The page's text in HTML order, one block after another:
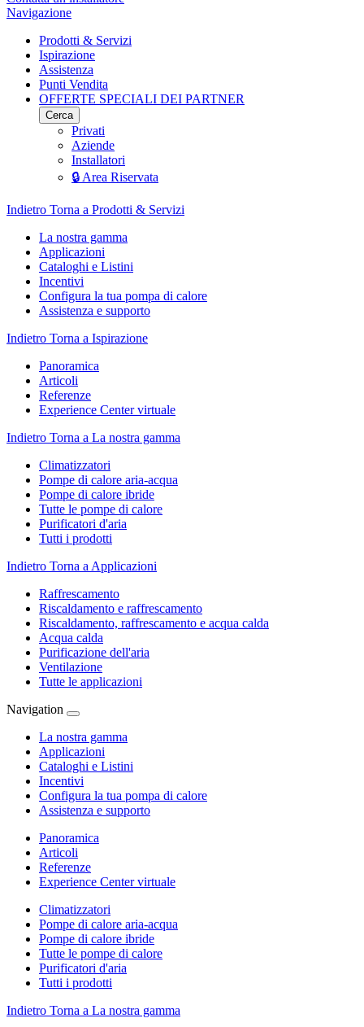
Navigazione
Prodotti & Servizi
Ispirazione
Assistenza
Punti Vendita
OFFERTE SPECIALI DEI PARTNER
Cerca
Privati
Aziende
Installatori
🔒 Area Riservata
Indietro Torna a Prodotti & Servizi
La nostra gamma
Applicazioni
Cataloghi e Listini
Incentivi
Configura la tua pompa di calore
Assistenza e supporto
Indietro Torna a Ispirazione
Panoramica
Articoli
Referenze
Experience Center virtuale
Indietro Torna a La nostra gamma
Climatizzatori
Pompe di calore aria-acqua
Pompe di calore ibride
Tutte le pompe di calore
Purificatori d'aria
Tutti i prodotti
Indietro Torna a Applicazioni
Raffrescamento
Riscaldamento e raffrescamento
Riscaldamento, raffrescamento e acqua calda
Acqua calda
Purificazione dell'aria
Ventilazione
Tutte le applicazioni
Navigation
La nostra gamma
Applicazioni
Cataloghi e Listini
Incentivi
Configura la tua pompa di calore
Assistenza e supporto
Panoramica
Articoli
Referenze
Experience Center virtuale
Climatizzatori
Pompe di calore aria-acqua
Pompe di calore ibride
Tutte le pompe di calore
Purificatori d'aria
Tutti i prodotti
Indietro Torna a La nostra gamma